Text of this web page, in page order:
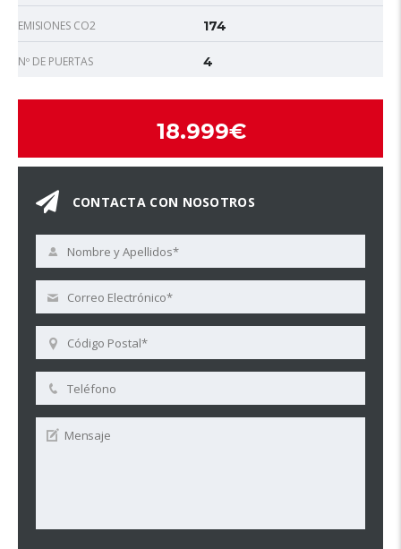
EMISIONES CO2 174
Nº DE PUERTAS 4
18.999€
CONTACTA CON NOSOTROS